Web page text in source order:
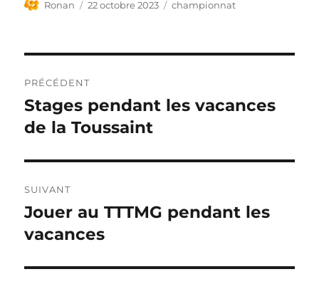
Auteur
Ronan
Publié
22 octobre 2023 Étiquettes
championnat
de
l’article
PRÉCÉDENT
Publication
précédente :
Stages pendant les vacances
de la Toussaint
SUIVANT
Publication
suivante :
Jouer au TTTMG pendant les
vacances